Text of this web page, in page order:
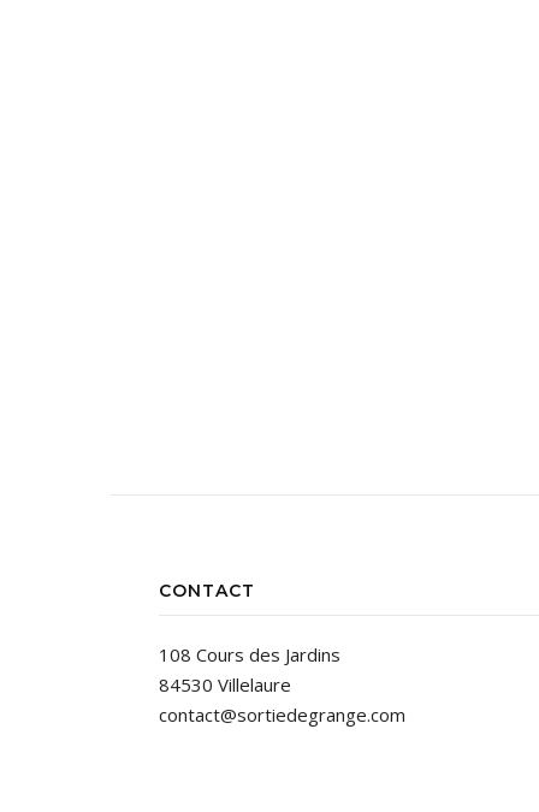
CONTACT
108 Cours des Jardins
84530 Villelaure
contact@sortiedegrange.com